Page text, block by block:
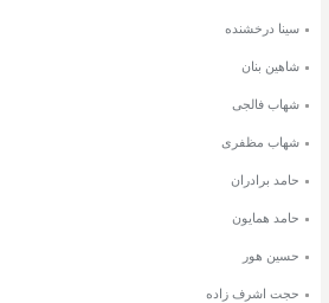
سینا درخشنده
شاهین بنان
شهاب فالجی
شهاب مظفری
حامد برادران
حامد همایون
حسین هور
حجت اشرف زاده